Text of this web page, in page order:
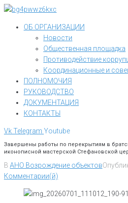
Перейти
контентуОБ ОРГАНИЗАЦИИ
Новости
Общественная площадка
Противодействие
Координационные и
ПОЛНОМОЧИЯ
РУКОВОДСТВО
ДОКУМЕНТАЦИЯ
КОНТАКТЫ
VkTelegram Youtube
Завершены работы по перекрытиям в
иконописной мастерской Стефановской
В АНО Возрождение объектов
Комментарии(й)